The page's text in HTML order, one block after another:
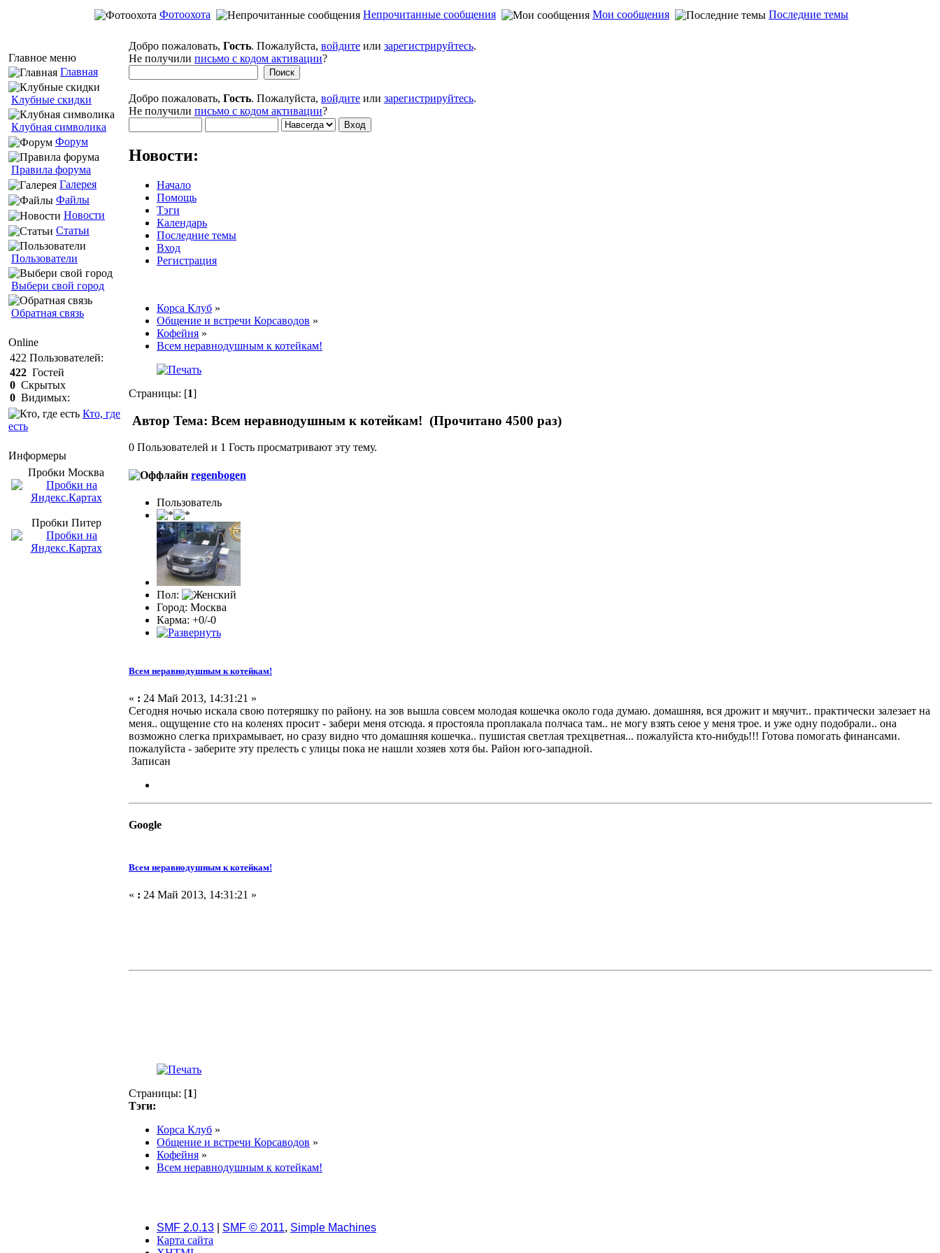
Фотоохота Непрочитанные сообщения Мои сообщения Последние темы
Главное меню
Главная
Клубные скидки
Клубная символика
Форум
Правила форума
Галерея
Файлы
Новости
Статьи
Пользователи
Выбери свой город
Обратная связь
Online
422 Пользователей:
422 Гостей
0 Скрытых
0 Видимых:
Кто, где
есть
Информеры
Пробки Mосква
Пробки Питер
Добро пожаловать, Гость. Пожалуйста, войдите или зарегистрируйтесь.
Не получили письмо с кодом активации?
Добро пожаловать, Гость. Пожалуйста, войдите или зарегистрируйтесь.
Не получили письмо с кодом активации?
Новости:
Начало
Помощь
Тэги
Календарь
Последние темы
Вход
Регистрация
Корса Клуб »
Общение и встречи Корсаводов »
Кофейня »
Всем неравнодушным к котейкам!
Страницы: [1]
Автор Тема: Всем неравнодушным к котейкам! (Прочитано 4500 раз)
0 Пользователей и 1 Гость просматривают эту тему.
regenbogen
Пользователь
Пол:
Город: Москва
Карма: +0/-0
Всем неравнодушным к котейкам!
« : 24 Май 2013, 14:31:21 »
Сегодня ночью искала свою потеряшку по району. на зов вышла совсем молодая кошечка около года думаю. домашняя, вся дрожит и мяучит.. практически залезает на
меня.. ощущение сто на коленях просит - забери меня отсюда. я простояла проплакала полчаса там.. не могу взять сеюе у меня трое. и уже одну подобрали.. она
возможно слегка прихрамывает, но сразу видно что домашняя кошечка.. пушистая светлая трехцветная... пожалуйста кто-нибудь!!! Готова помогать финансами.
пожалуйста - заберите эту прелесть с улицы пока не нашли хозяев хотя бы. Район юго-западной.
Записан
Google
Всем неравнодушным к котейкам!
« : 24 Май 2013, 14:31:21 »
Страницы: [1]
Тэги:
Корса Клуб »
Общение и встречи Корсаводов »
Кофейня »
Всем неравнодушным к котейкам!
SMF 2.0.13 SMF © 2011, Simple Machines
Карта сайта